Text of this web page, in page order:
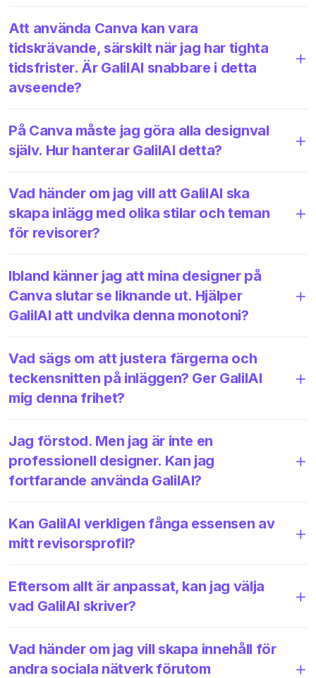
Att använda Canva kan vara
tidskrävande, särskilt när jag har tighta
tidsfrister. Är GalilAI snabbare i detta
avseende?
På Canva måste jag göra alla designval
själv. Hur hanterar GalilAI detta?
Vad händer om jag vill att GalilAI ska
skapa inlägg med olika stilar och teman
för revisorer?
Ibland känner jag att mina designer på
Canva slutar se liknande ut. Hjälper
GalilAI att undvika denna monotoni?
Vad sägs om att justera färgerna och
teckensnitten på inläggen? Ger GalilAI
mig denna frihet?
Jag förstod. Men jag är inte en
professionell designer. Kan jag
fortfarande använda GalilAI?
Kan GalilAI verkligen fånga essensen av
mitt revisorsprofil?
Eftersom allt är anpassat, kan jag välja
vad GalilAI skriver?
Vad händer om jag vill skapa innehåll för
andra sociala nätverk förutom